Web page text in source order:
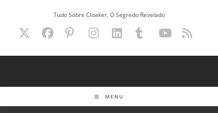
Tudo Sobre Cloaker, O Segredo Revelado
MENU